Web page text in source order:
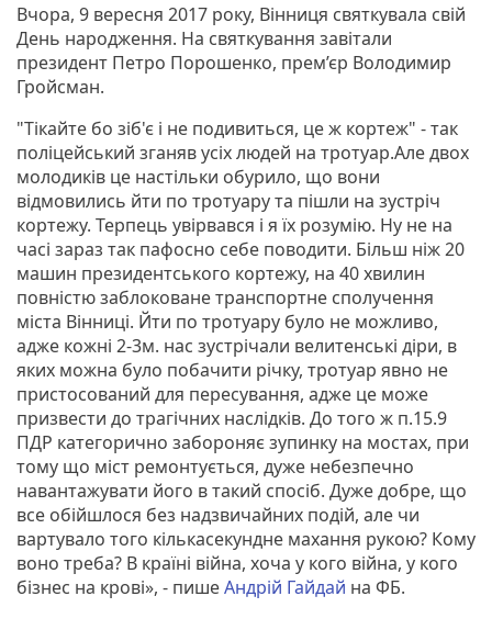
Вчора, 9 вересня 2017 року, Вінниця святкувала свій
День народження. На святкування завітали
президент Петро Порошенко, прем’єр Володимир
Гройсман.
"Тікайте бо зіб'є і не подивиться, це ж кортеж" - так
поліцейський зганяв усіх людей на тротуар.Але двох
молодиків це настільки обурило, що вони
відмовились йти по тротуару та пішли на зустріч
кортежу. Терпець увірвався і я їх розумію. Ну не на
часі зараз так пафосно себе поводити. Більш ніж 20
машин президентського кортежу, на 40 хвилин
повністю заблоковане транспортне сполучення
міста Вінниці. Йти по тротуару було не можливо,
адже кожні 2-3м. нас зустрічали велитенські діри, в
яких можна було побачити річку, тротуар явно не
пристосований для пересування, адже це може
призвести до трагічних наслідків. До того ж п.15.9
ПДР категорично забороняє зупинку на мостах, при
тому що міст ремонтується, дуже небезпечно
навантажувати його в такий спосіб. Дуже добре, що
все обійшлося без надзвичайних подій, але чи
вартувало того кількасекундне махання рукою? Кому
воно треба? В країні війна, хоча у кого війна, у кого
бізнес на крові», - пишеАндрій Гайдай на ФБ.